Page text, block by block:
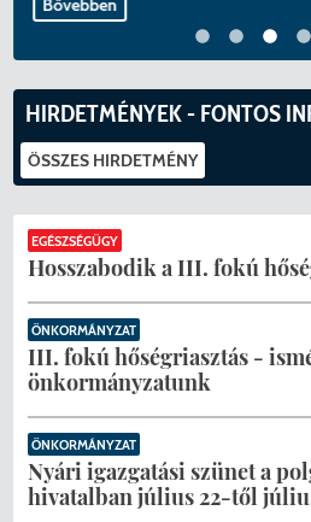
Pécel Város
Központhoz való
Péceli
korszerűsítése
Komplex
korszerűsítése
Pécel Város
000 Ft értékű
alábbi projekt
Menzakártya/
Kedvezmények/
Nyomtatványok
Étkezési térítési
Kapcsolat
2025/2026. tanév
Bővebben
HIRDETMÉNYEK - FONTOS
ÖSSZES HIRDETMÉNY
Hosszabodik a III. fokú
EGÉSZSÉGÜGY
III. fokú hőségriasztás -
önkormányzatunk
ÖNKORMÁNYZAT
Nyári igazgatási szünet a
hivatalban július 22-től
ÖNKORMÁNYZAT